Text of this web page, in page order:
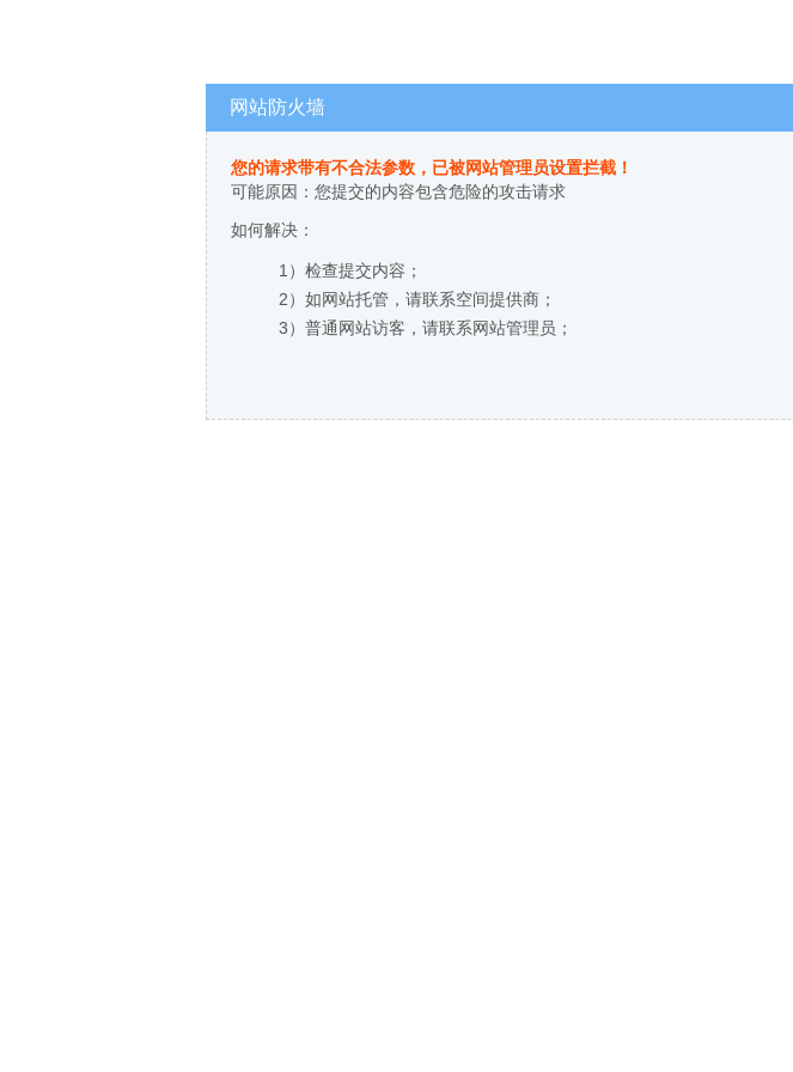
网站防火墙
您的请求带有不合法参数，已被网站管理员设置拦截！
可能原因：您提交的内容包含危险的攻击请求
如何解决：
1）检查提交内容；
2）如网站托管，请联系空间提供商；
3）普通网站访客，请联系网站管理员；